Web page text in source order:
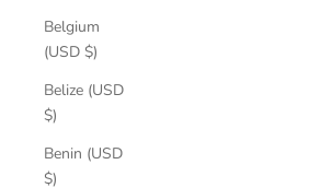
Belgium
(USD $)
Belize (USD
$)
Benin (USD
$)